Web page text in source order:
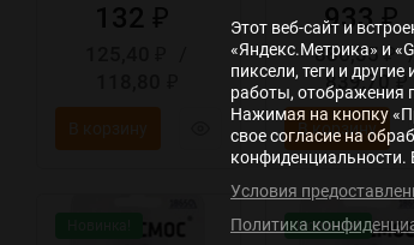
933
886,35₽
839,70₽
В корзину
Новинка!
Этот веб-сайт и
«Яндекс.Метрика» и
пиксели, теги и
работы, отображения
Нажимая на кнопку
свое согласие на
конфиденциальности.
Условия
Политика